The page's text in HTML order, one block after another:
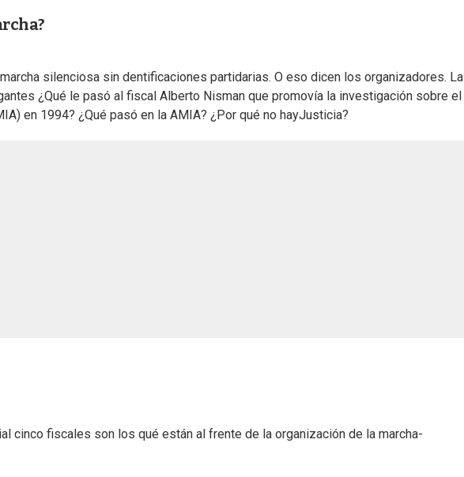
marcha silenciosa sin dentificaciones partidarias. O eso dicen los organizadores. La
¿Qué le pasó al fiscal Alberto Nisman que promovía la investigación sobre el
en 1994? ¿Qué pasó en la AMIA? ¿Por qué no hayJusticia?
cinco fiscales son los qué están al frente de la organización de la marcha-